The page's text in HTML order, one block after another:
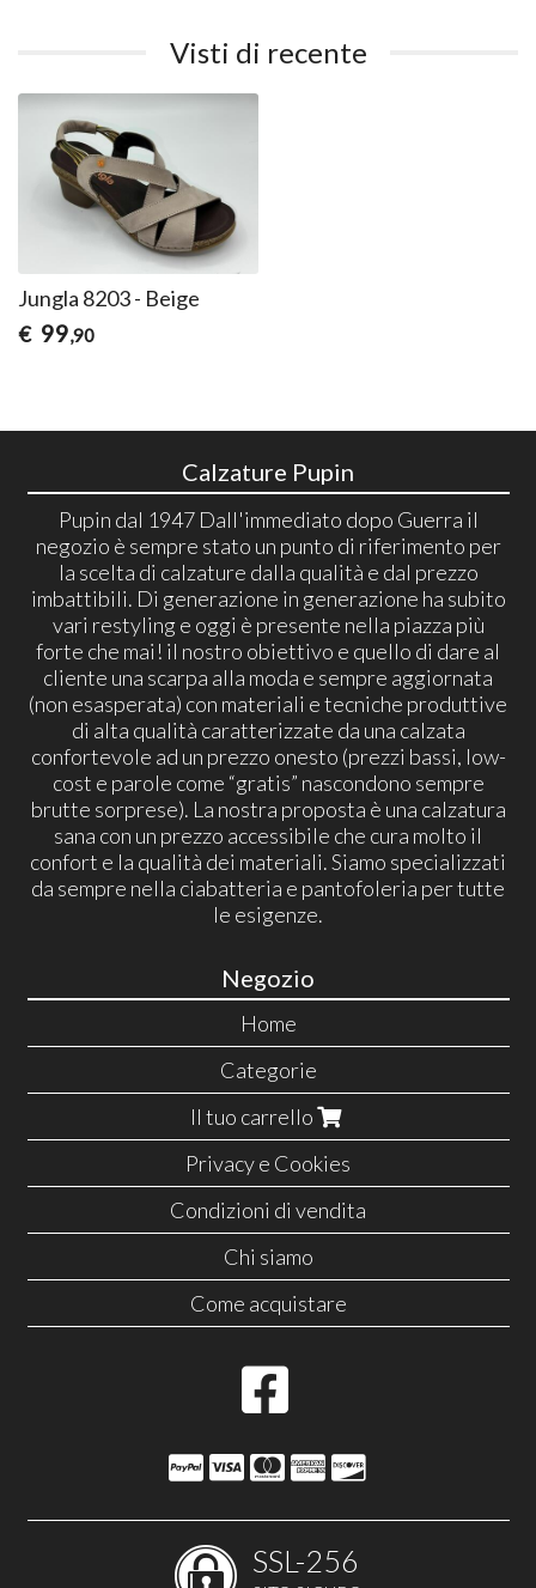
Visti di recente
Jungla 8203 - Beige
€ 99,90
Calzature Pupin
Pupin dal 1947 Dall'immediato dopo Guerra il
negozio è sempre stato un punto di riferimento per
la scelta di calzature dalla qualità e dal prezzo
imbattibili. Di generazione in generazione ha subito
vari restyling e oggi è presente nella piazza più
forte che mai! il nostro obiettivo e quello di dare al
cliente una scarpa alla moda e sempre aggiornata
(non esasperata) con materiali e tecniche produttive
di alta qualità caratterizzate da una calzata
confortevole ad un prezzo onesto (prezzi bassi, low-
cost e parole come “gratis” nascondono sempre
brutte sorprese). La nostra proposta è una calzatura
sana con un prezzo accessibile che cura molto il
confort e la qualità dei materiali. Siamo specializzati
da sempre nella ciabatteria e pantofoleria per tutte
le esigenze.
Negozio
Home
Categorie
Il tuo carrello
Privacy e Cookies
Condizioni di vendita
Chi siamo
Come acquistare
SSL-256